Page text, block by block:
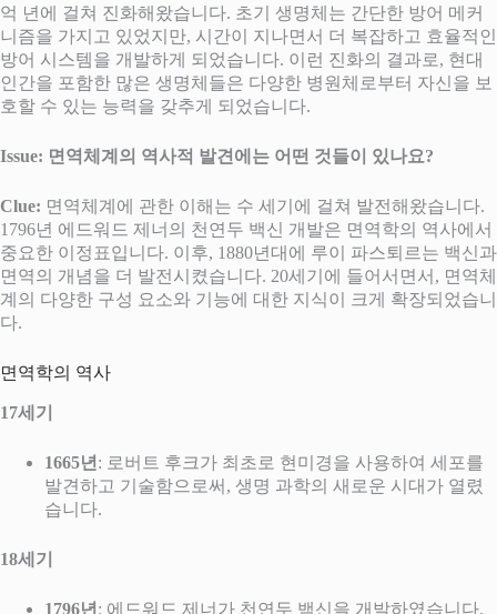
억 년에 걸쳐 진화해왔습니다. 초기 생명체는 간단한 방어 메커
니즘을 가지고 있었지만, 시간이 지나면서 더 복잡하고 효율적인
방어 시스템을 개발하게 되었습니다. 이런 진화의 결과로, 현대
인간을 포함한 많은 생명체들은 다양한 병원체로부터 자신을 보
호할 수 있는 능력을 갖추게 되었습니다.
Issue: 면역체계의 역사적 발견에는 어떤 것들이 있나요?
Clue: 면역체계에 관한 이해는 수 세기에 걸쳐 발전해왔습니다.
1796년 에드워드 제너의 천연두 백신 개발은 면역학의 역사에서
중요한 이정표입니다. 이후, 1880년대에 루이 파스퇴르는 백신과
면역의 개념을 더 발전시켰습니다. 20세기에 들어서면서, 면역체
계의 다양한 구성 요소와 기능에 대한 지식이 크게 확장되었습니
다.
면역학의 역사
17세기
1665년 : 로버트 후크가 최초로 현미경을 사용하여 세포를
발견하고 기술함으로써, 생명 과학의 새로운 시대가 열렸
습니다.
18세기
1796년 : 에드워드 제너가 천연두 백신을 개발하였습니다.